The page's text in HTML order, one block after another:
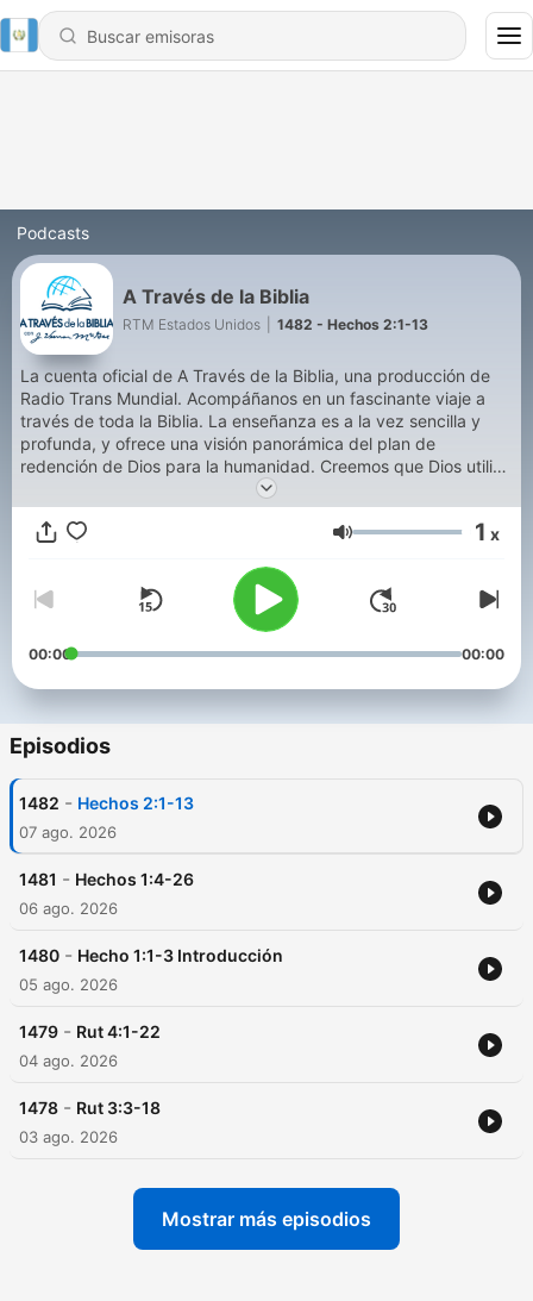
Podcasts
A Través de la Biblia
RTM Estados Unidos 1482 - Hechos 2:1-13
La cuenta oficial de A Través de la Biblia, una producción de
Radio Trans Mundial. Acompáñanos en un fascinante viaje a
través de toda la Biblia. La enseñanza es a la vez sencilla y
profunda, y ofrece una visión panorámica del plan de
redención de Dios para la humanidad. Creemos que Dios utiliza
su Palabra de forma única en cada una de nuestras vidas para
transformar la forma en que pensamos, creemos y vivimos.
Obtenga más información en www.atravesdelabiblia.org,
Volumen 1 x
00:00 00:00
Episodios
1482 - Hechos 2:1-13
07 ago. 2026
1481 - Hechos 1:4-26
06 ago. 2026
1480 - Hecho 1:1-3 Introducción
05 ago. 2026
1479 - Rut 4:1-22
04 ago. 2026
1478 - Rut 3:3-18
03 ago. 2026
Mostrar más episodios